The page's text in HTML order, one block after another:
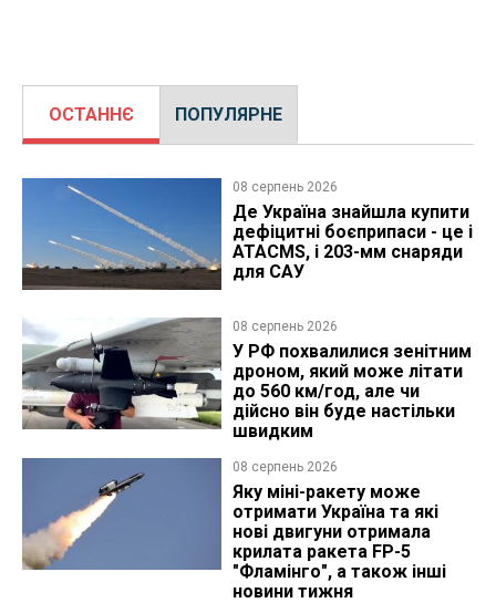
ОСТАННЄ ПОПУЛЯРНЕ
08 серпень 2026
Де Україна знайшла купити
дефіцитні боєприпаси - це і
ATACMS, і 203-мм снаряди
для САУ
08 серпень 2026
У РФ похвалилися зенітним
дроном, який може літати
до 560 км/год, але чи
дійсно він буде настільки
швидким
08 серпень 2026
Яку міні-ракету може
отримати Україна та які
нові двигуни отримала
крилата ракета FP-5
"Фламінго", а також інші
новини тижня